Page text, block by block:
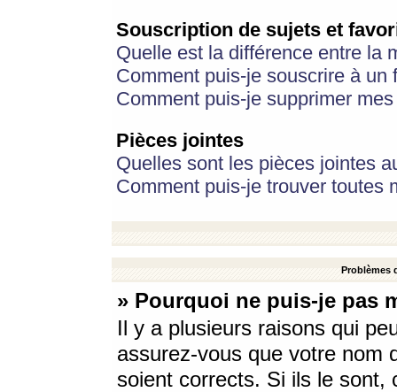
Souscription de sujets et
Quelle est la différence entre la
Comment puis-je souscrire à
Comment puis-je supprimer
Pièces jointes
Quelles sont les pièces jointes
Comment puis-je trouver toutes
Problèmes
» Pourquoi ne puis-je pas
Il y a plusieurs raisons qui
assurez-vous que votre nom
soient corrects. Si ils le sont,